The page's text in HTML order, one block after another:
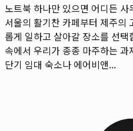
노트북 하나만 있으면 어디든
서울의 활기찬 카페부터 제주의
롭게 일하고 살아갈 장소를 선
속에서 우리가 종종 마주하는
단기 임대 숙소나 에어비앤...